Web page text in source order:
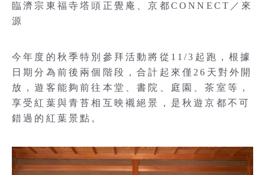
臨濟宗東福寺塔頭正覺庵、京都CONNECT／來
源
今年度的秋季特別參拜活動將從11/3起跑，根據
日期分為前後兩個階段，合計起來僅26天對外開
放，遊客能夠前往本堂、書院、庭園、茶室等，
享受紅葉與青苔相互映襯絕景，是秋遊京都不可
錯過的紅葉景點。